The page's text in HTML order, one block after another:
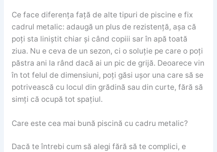
Ce face diferența față de alte tipuri de piscine e fix
cadrul metalic: adaugă un plus de rezistență, așa că
poți sta liniștit chiar și când copiii sar în apă toată
ziua. Nu e ceva de un sezon, ci o soluție pe care o poți
păstra ani la rând dacă ai un pic de grijă. Deoarece vin
în tot felul de dimensiuni, poți găsi ușor una care să se
potrivească cu locul din grădină sau din curte, fără să
simți că ocupă tot spațiul.
Care este cea mai bună piscină cu cadru metalic?
Dacă te întrebi cum să alegi fără să te complici, e